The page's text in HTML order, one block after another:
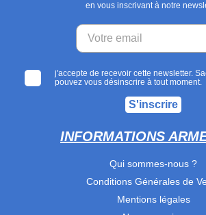
en vous inscrivant à notre
j'accepte de recevoir cette newsletter.
pouvez vous désinscrire à tout moment.
S'inscrire
INFORMATIONS
Qui sommes-nous ?
Conditions Générales de
Mentions légales